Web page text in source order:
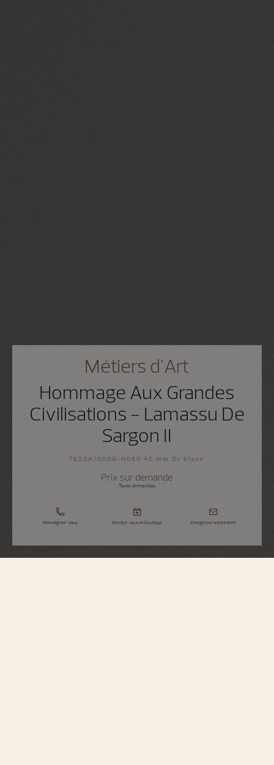
Métiers d'Art
Hommage Aux Grandes
Civilisations - Lamassu De
Sargon II
7620A/000G-H080 42 mm Or blanc
Prix sur demande
Taxes comprises
Renseignez-vous Rendez-vous en boutique Enregistrez votre intérêt